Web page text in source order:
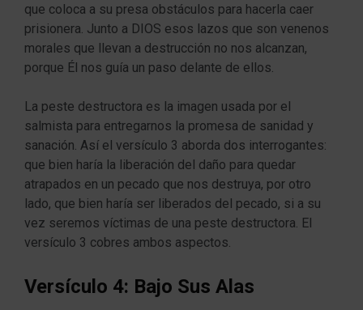
que coloca a su presa obstáculos para hacerla caer
prisionera. Junto a DIOS esos lazos que son venenos
morales que llevan a destrucción no nos alcanzan,
porque Él nos guía un paso delante de ellos.
La peste destructora es la imagen usada por el
salmista para entregarnos la promesa de sanidad y
sanación. Así el versículo 3 aborda dos interrogantes:
que bien haría la liberación del daño para quedar
atrapados en un pecado que nos destruya, por otro
lado, que bien haría ser liberados del pecado, si a su
vez seremos víctimas de una peste destructora. El
versículo 3 cobres ambos aspectos.
Versículo 4: Bajo Sus Alas